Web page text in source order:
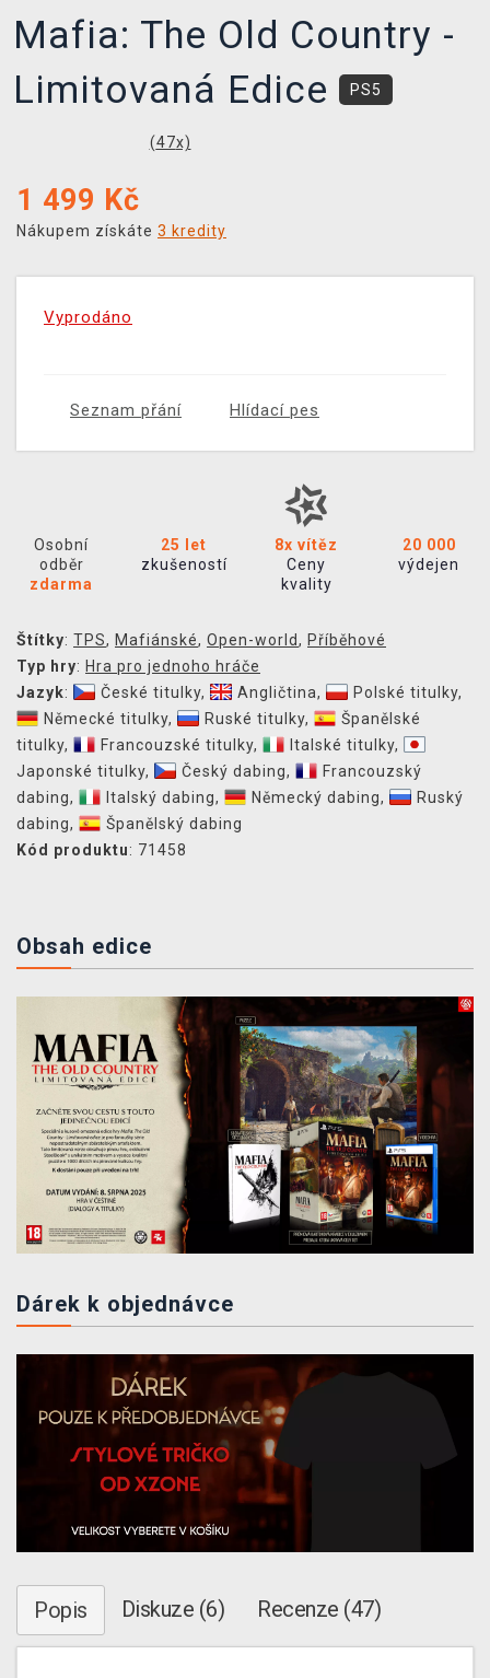
Mafia: The Old Country -
Limitovaná Edice
PS5
(47x)
1 499 Kč
Nákupem získáte 3 kredity
Vyprodáno
Seznam přání Hlídací pes
Osobní
odběr
zdarma
25 let
zkušeností
8x vítěz
Ceny
kvality
20 000
výdejen
Štítky: TPS, Mafiánské, Open-world, Příběhové
Typ hry: Hra pro jednoho hráče
Jazyk: České titulky, Angličtina, Polské titulky,
Německé titulky, Ruské titulky,
Španělské
titulky, Francouzské titulky, Italské titulky,
Japonské titulky, Český dabing,
Francouzský
dabing, Italský dabing, Německý dabing,
Ruský
dabing,
Španělský dabing
Kód produktu: 71458
Obsah edice
Dárek k objednávce
Popis Diskuze (6) Recenze (47)